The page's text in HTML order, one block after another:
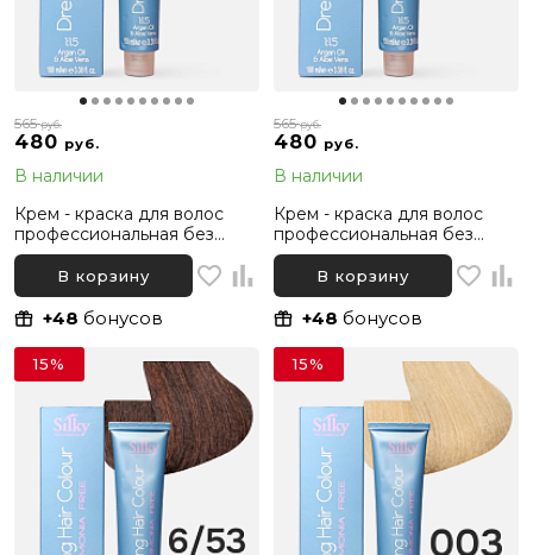
480 руб.
565руб.
В наличии
Крем - краска для волос
профессиональная без
аммиака Silky Dressing
Haircolor 5.53 Светлый
каштановый Какао, 100 мл
В корзину
+48 бонусов
480 руб.
565руб.
В наличии
Крем - краска для волос
профессиональная без
аммиака Silky Dressing
Haircolor 6.1 Темный русый
Пепельный, 100 мл
В корзину
+48 бонусов
15% 15%